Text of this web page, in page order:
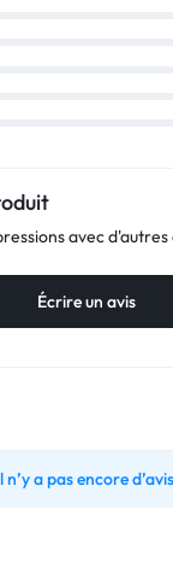
avec d'autres
Écrire un avis
n’y a pas encore